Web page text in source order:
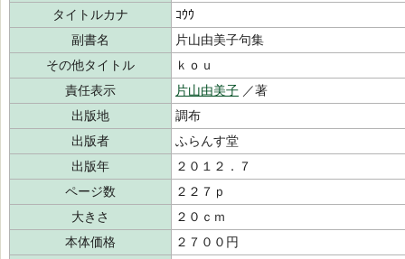
タイトルカナ
ｺｳｳ
副書名
片山由美子句集
その他タイトル
ｋｏｕ
責任表示
片山由美子 ／著
出版地
調布
出版者
ふらんす堂
出版年
２０１２．７
ページ数
２２７ｐ
大きさ
２０ｃｍ
本体価格
２７００円